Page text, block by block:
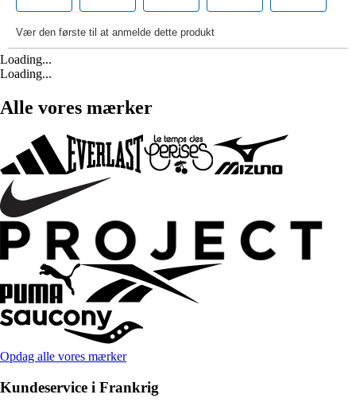
Loading...
Loading...
Alle vores mærker
Opdag alle vores mærker
Kundeservice i Frankrig